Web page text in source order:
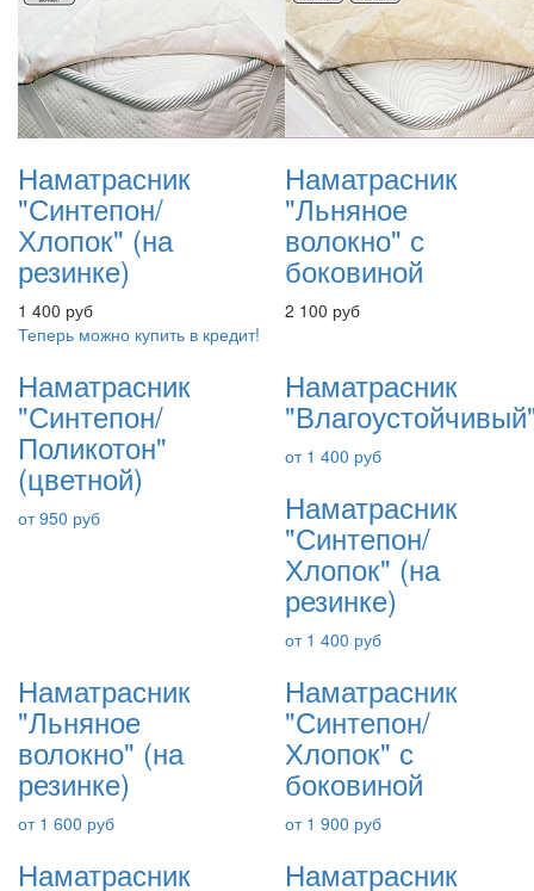
Наматрасник
"Синтепон/
Хлопок" (на
резинке)
1 400 руб
Наматрасник
"Льняное
волокно" с
боковиной
2 100 руб
Теперь можно купить в кредит!
Наматрасник
"Синтепон/
Поликотон"
(цветной)
от 950 руб
Наматрасник
от 1 400 руб
Наматрасник
"Синтепон/
Хлопок" (на
резинке)
от 1 400 руб
Наматрасник
"Льняное
волокно" (на
резинке)
от 1 600 руб
Наматрасник
"Синтепон/
Хлопок" с
боковиной
от 1 900 руб
Наматрасник Наматрасник